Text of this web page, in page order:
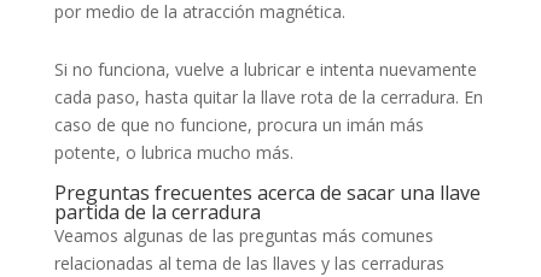
por medio de la atracción magnética.
Si no funciona, vuelve a lubricar e intenta nuevamente
cada paso, hasta quitar la llave rota de la cerradura. En
caso de que no funcione, procura un imán más
potente, o lubrica mucho más.
Preguntas frecuentes acerca de sacar una llave
partida de la cerradura
Veamos algunas de las preguntas más comunes
relacionadas al tema de las llaves y las cerraduras